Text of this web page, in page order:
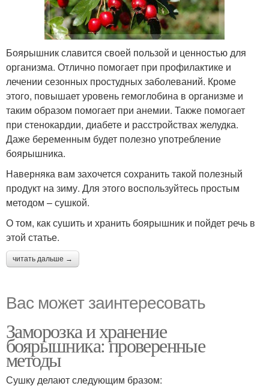
Боярышник славится своей пользой и ценностью для
организма. Отлично помогает при профилактике и
лечении сезонных простудных заболеваний. Кроме
этого, повышает уровень гемоглобина в организме и
таким образом помогает при анемии. Также помогает
при стенокардии, диабете и расстройствах желудка.
Даже беременным будет полезно употребление
боярышника.
Наверняка вам захочется сохранить такой полезный
продукт на зиму. Для этого воспользуйтесь простым
методом – сушкой.
О том, как сушить и хранить боярышник и пойдет речь в
этой статье.
читать дальше →
Вас может заинтересовать
Заморозка и хранение
боярышника: проверенные
методы
Сушку делают следующим бразом: